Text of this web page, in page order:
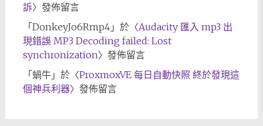
訴〉發佈留言
「 DonkeyJo6Rmp4」於〈Audacity 匯入 mp3 出
現錯誤 MP3 Decoding failed: Lost
synchronization〉發佈留言
「 蝸牛」於〈ProxmoxVE 每日自動快照 終於發現這
個神兵利器〉發佈留言